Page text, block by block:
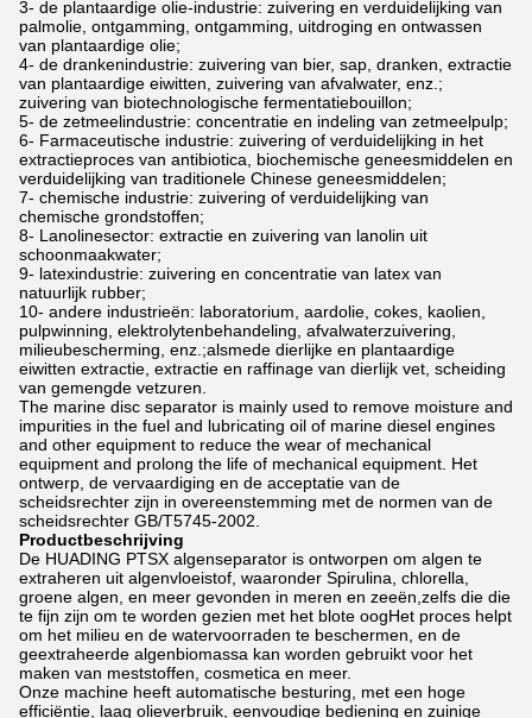
3- de plantaardige olie-industrie: zuivering en verduidelijking van
palmolie, ontgamming, ontgamming, uitdroging en ontwassen
van plantaardige olie;
4- de drankenindustrie: zuivering van bier, sap, dranken, extractie
van plantaardige eiwitten, zuivering van afvalwater, enz.;
zuivering van biotechnologische fermentatiebouillon;
5- de zetmeelindustrie: concentratie en indeling van zetmeelpulp;
6- Farmaceutische industrie: zuivering of verduidelijking in het
extractieproces van antibiotica, biochemische geneesmiddelen en
verduidelijking van traditionele Chinese geneesmiddelen;
7- chemische industrie: zuivering of verduidelijking van
chemische grondstoffen;
8- Lanolinesector: extractie en zuivering van lanolin uit
schoonmaakwater;
9- latexindustrie: zuivering en concentratie van latex van
natuurlijk rubber;
10- andere industrieën: laboratorium, aardolie, cokes, kaolien,
pulpwinning, elektrolytenbehandeling, afvalwaterzuivering,
milieubescherming, enz.;alsmede dierlijke en plantaardige
eiwitten extractie, extractie en raffinage van dierlijk vet, scheiding
van gemengde vetzuren.
The marine disc separator is mainly used to remove moisture and
impurities in the fuel and lubricating oil of marine diesel engines
and other equipment to reduce the wear of mechanical
equipment and prolong the life of mechanical equipment. Het
ontwerp, de vervaardiging en de acceptatie van de
scheidsrechter zijn in overeenstemming met de normen van de
scheidsrechter GB/T5745-2002.
Productbeschrijving
De HUADING PTSX algenseparator is ontworpen om algen te
extraheren uit algenvloeistof, waaronder Spirulina, chlorella,
groene algen, en meer gevonden in meren en zeeën,zelfs die die
te fijn zijn om te worden gezien met het blote oogHet proces helpt
om het milieu en de watervoorraden te beschermen, en de
geextraheerde algenbiomassa kan worden gebruikt voor het
maken van meststoffen, cosmetica en meer.
Onze machine heeft automatische besturing, met een hoge
efficiëntie, laag olieverbruik, eenvoudige bediening en zuinige